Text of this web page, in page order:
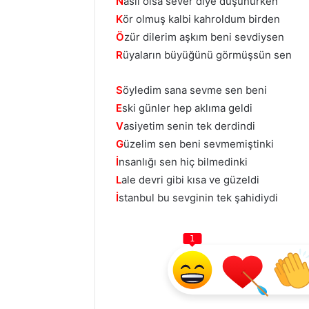
Kör olmuş kalbi kahroldum birden
Özür dilerim aşkım beni sevdiysen
Rüyaların büyüğünü görmüşsün sen
Söyledim sana sevme sen beni
Eski günler hep aklıma geldi
Vasiyetim senin tek derdindi
Güzelim sen beni sevmemiştinki
İnsanlığı sen hiç bilmedinki
Lale devri gibi kısa ve güzeldi
İstanbul bu sevginin tek şahidiydi
1